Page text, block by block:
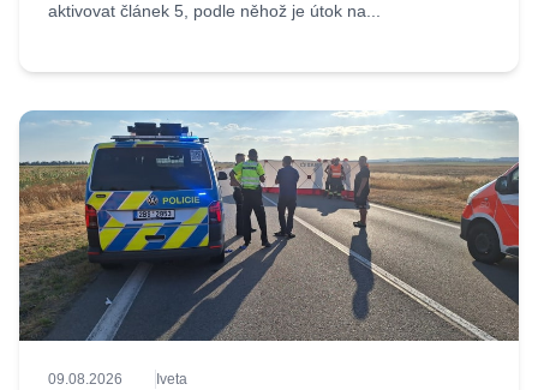
aktivovat článek 5, podle něhož je útok na...
09.08.2026 Iveta